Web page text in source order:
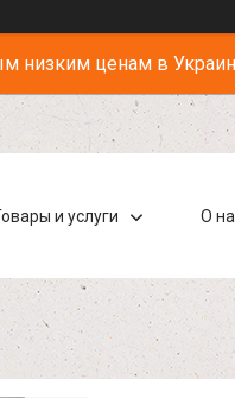
низким ценам в
и услуги О